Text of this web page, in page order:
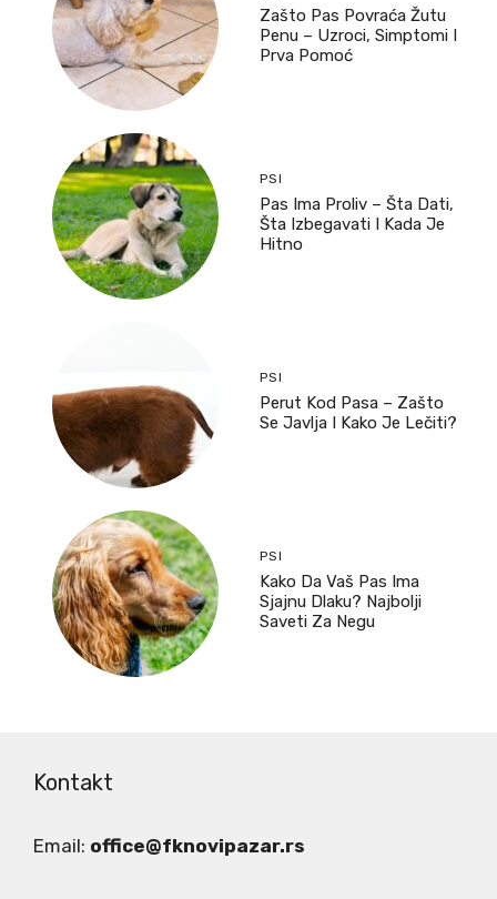
Zašto Pas Povraća Žutu
Penu – Uzroci, Simptomi I
Prva Pomoć
PSI
Pas Ima Proliv – Šta Dati,
Šta Izbegavati I Kada Je
Hitno
PSI
Perut Kod Pasa – Zašto
Se Javlja I Kako Je Lečiti?
PSI
Kako Da Vaš Pas Ima
Sjajnu Dlaku? Najbolji
Saveti Za Negu
Kontakt
Email: office@fknovipazar.rs